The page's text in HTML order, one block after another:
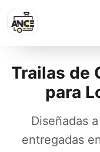
Trailas de
para
Diseñadas
entregadas